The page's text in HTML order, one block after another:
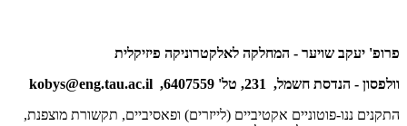
פרופ' יעקב שויער - המחלקה לאלקטרוניקה פיזיקלית
וולפסון - הנדסת חשמל, 231, טל' 6407559,
kobys@eng.tau.ac.il
התקנים ננו-פוטוניים אקטיביים (לייזרים) ופאסיביים, תקשורת מוצפנת,